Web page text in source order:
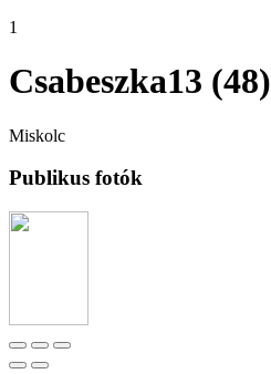
1
Csabeszka13 (48)
Miskolc
Publikus fotók